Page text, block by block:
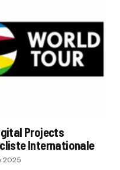
Projects
Internationale
2025